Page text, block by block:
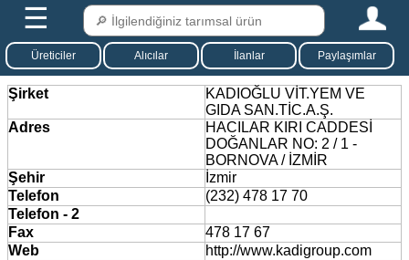
☰
Üreticiler Alıcılar İlanlar Paylaşımlar
Şirket
KADIOĞLU VİT.YEM VE
GIDA SAN.TİC.A.Ş.
Adres
HACILAR KIRI CADDESİ
DOĞANLAR NO: 2 / 1 -
BORNOVA / İZMİR
Şehir
İzmir
Telefon
(232) 478 17 70
Telefon - 2
Fax
478 17 67
Web
http://www.kadigroup.com